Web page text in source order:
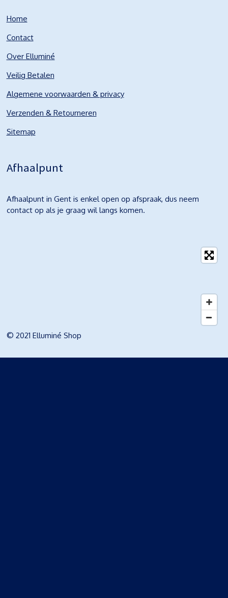
Home
Contact
Over Elluminé
Veilig Betalen
Algemene voorwaarden & privacy
Verzenden & Retourneren
Sitemap
Afhaalpunt
Afhaalpunt in Gent is enkel open op afspraak, dus neem
contact op als je graag wil langs komen.
© 2021 Elluminé Shop